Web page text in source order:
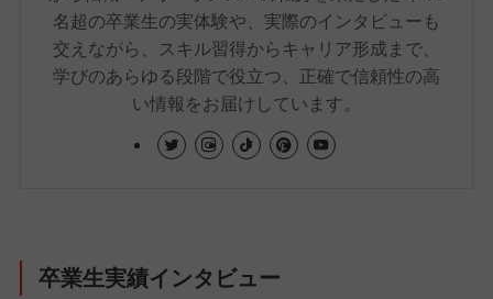
名超の卒業生の実体験や、実際のインタビューも
交えながら、スキル習得からキャリア形成まで、
学びのあらゆる段階で役立つ、正確で信頼性の高
い情報をお届けしています。
卒業生実績インタビュー